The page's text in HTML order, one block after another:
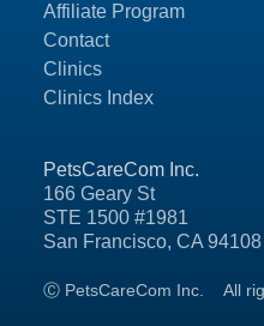
PetsCareCom Inc.
166 Geary St
STE 1500 #1981
San Francisco, CA
Ⓒ PetsCareCom Inc. All
Affiliate Program
Contact
Clinics
Clinics Index